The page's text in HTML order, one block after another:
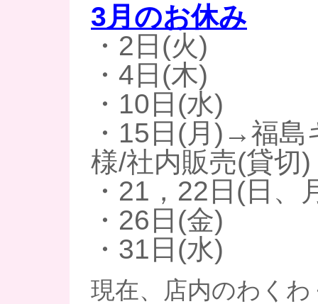
3月のお休み
・2日(火)
・4日(木)
・10日(水)
・15日(月)→福島
様/社内販売(貸切)
・21，22日(日、
・26日(金)
・31日(水)
現在、店内のわく